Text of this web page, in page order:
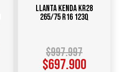
Llanta KENDA KR28
265/75 R16 123Q
$997.997
$697.900